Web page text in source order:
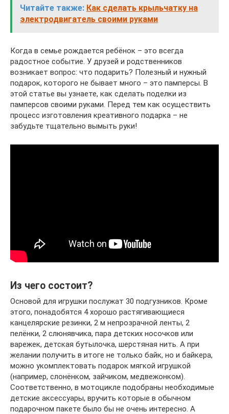
Читайте также: Как сделать крыльчатку на
электродвигатель своими руками
Когда в семье рождается ребёнок – это всегда
радостное событие. У друзей и родственников
возникает вопрос: что подарить? Полезный и нужный
подарок, которого не бывает много – это памперсы. В
этой статье вы узнаете, как сделать поделки из
памперсов своими руками. Перед тем как осуществить
процесс изготовления креативного подарка – не
забудьте тщательно вымыть руки!
Из чего состоит?
Основой для игрушки послужат 30 подгузников. Кроме
этого, понадобятся 4 хорошо растягивающиеся
канцелярские резинки, 2 м непрозрачной ленты, 2
пелёнки, 2 слюнявчика, пара детских носочков или
варежек, детская бутылочка, шерстяная нить. А при
желании получить в итоге не только байк, но и байкера,
можно укомплектовать подарок мягкой игрушкой
(например, слонёнком, зайчиком, медвежонком).
Соответственно, в мотоцикле подобраны необходимые
детские аксессуары, вручить которые в обычном
подарочном пакете было бы не очень интересно. А